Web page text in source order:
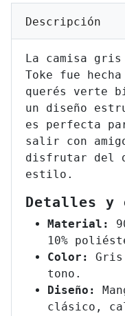
Descripción
La camisa gris
Toke fue
querés verte
un diseño
es perfecta
salir con
disfrutar del
estilo.
Detalles y
Material:
10%
Color:
tono.
Diseño:
clásico,